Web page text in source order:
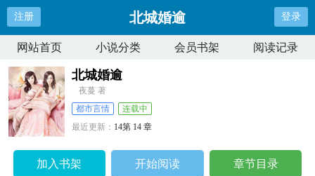
注册 北城婚逾 登录
网站首页 小说分类 会员书架 阅读记录
北城婚逾
夜蔓 著
都市言情
连载中
最近更新： 14第 14 章
加入书架 开始阅读 章节目录